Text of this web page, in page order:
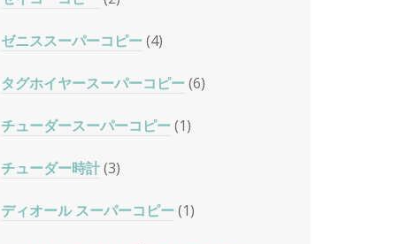
ゼニススーパーコピー(4)
タグホイヤースーパーコピー(6)
チューダースーパーコピー(1)
チューダー時計(3)
ディオール スーパーコピー(1)